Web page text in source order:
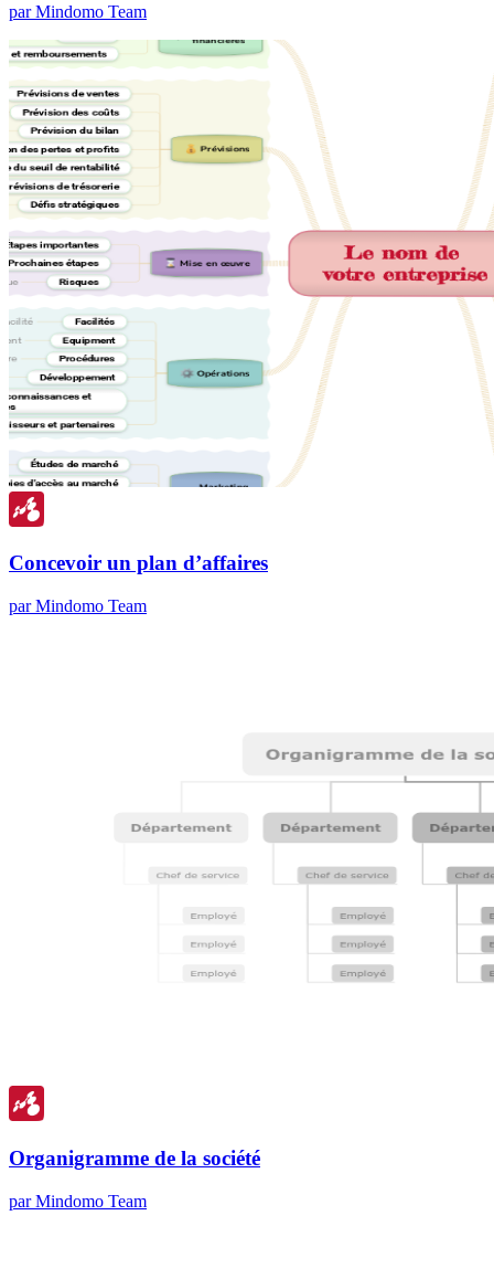
par Mindomo Team
Concevoir un plan d’affaires
par Mindomo Team
Organigramme de la société
par Mindomo Team